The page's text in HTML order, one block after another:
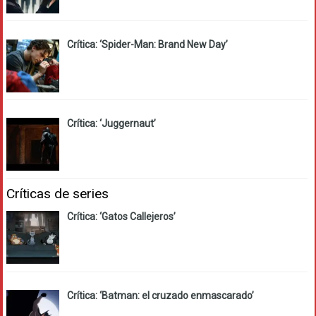
Crítica: ‘Spider-Man: Brand New Day’
Crítica: ‘Juggernaut’
Críticas de series
Crítica: ‘Gatos Callejeros’
Crítica: ‘Batman: el cruzado enmascarado’